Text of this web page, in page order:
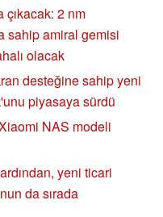
2 nm
sahip amiral gemisi
olacak
desteğine sahip yeni
piyasaya sürdü
NAS modeli
yeni ticari
da sırada